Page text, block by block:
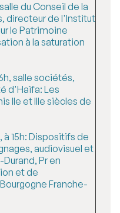
du Conseil de la
directeur de l'Institut
le Patrimoine
à la saturation
salle sociétés,
d'Haïfa: Les
IIe et IIIe siècles de
à 15h: Dispositifs de
audiovisuel et
Pr en
et de
Franche-